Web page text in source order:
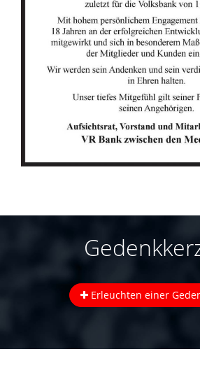
Erleuchten einer